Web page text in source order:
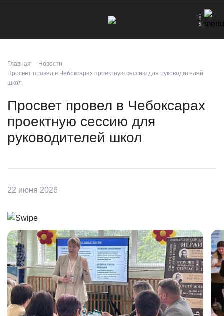
МЕНЮ
Что вы хотите найти?
Главная
Новости
Просвет провел в Чебоксарах проектную сессию для руководителей
школ
Просвет провел в Чебоксарах
проектную сессию для
руководителей школ
22 июня 2026